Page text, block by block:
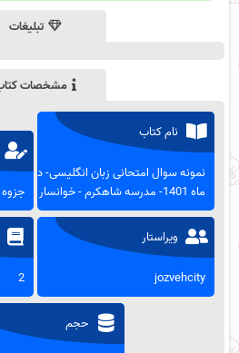
تبلیغات
مشخصات
نام کتاب
نمونه سوال امتحانی زبان انگلیسی- دی
ماه 1401- مدرسه شاهکرم - خوانسار
ویراستار
jozvehcity
2
حجم